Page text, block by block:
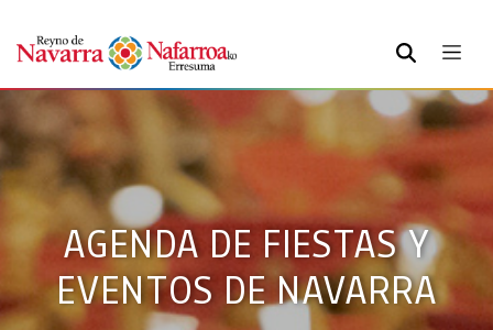
BUSCAR
AGENDA DE FIESTAS Y
EVENTOS DE NAVARRA